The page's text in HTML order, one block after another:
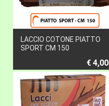
LACCIO COTONE PIATTO
SPORT CM 150
€ 4,00